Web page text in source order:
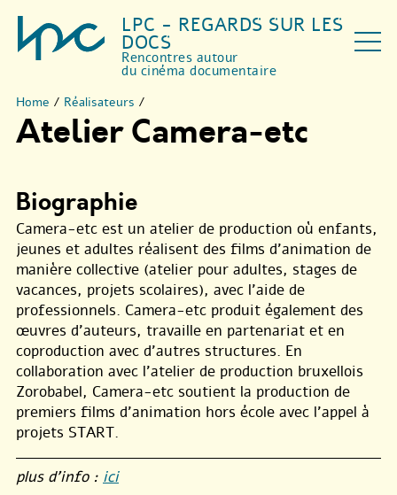
LPC - REGARDS SUR LES
DOCS
Rencontres autour
du cinéma documentaire
Home / Réalisateurs /
Atelier Camera-etc
Biographie
Camera-etc est un atelier de production où enfants,
jeunes et adultes réalisent des films d’animation de
manière collective (atelier pour adultes, stages de
vacances, projets scolaires), avec l’aide de
professionnels. Camera-etc produit également des
œuvres d’auteurs, travaille en partenariat et en
coproduction avec d’autres structures. En
collaboration avec l’atelier de production bruxellois
Zorobabel, Camera-etc soutient la production de
premiers films d’animation hors école avec l’appel à
projets START.
plus d’info : ici